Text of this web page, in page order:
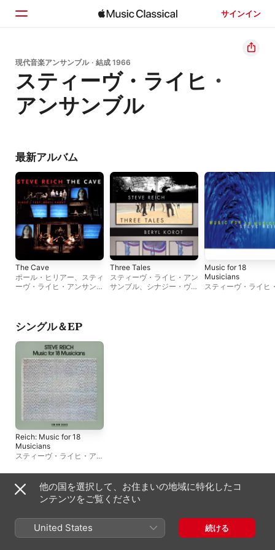
サインイン
ホーム
見つける
検索
現代音楽アンサンブル · 結成 1966
スティーヴ・ライヒ・
アンサンブル
最新アルバム
The Cave
ポール・ヒリアー、 スティ
ーヴ・ライヒ・アンサンブ
Three Tales
スティーヴ・ライヒ・アン
サンブル、 シナジー・ヴォ
Music for 18
Musicians
スティーヴ・ライヒ
シングル＆EP
Reich: Music for 18
Musicians
スティーヴ・ライヒ・アン
ベストアルバム、その他
他の国を選択して、お住まいの地域に特化したコ
ンテンツをご覧ください
United States 続ける